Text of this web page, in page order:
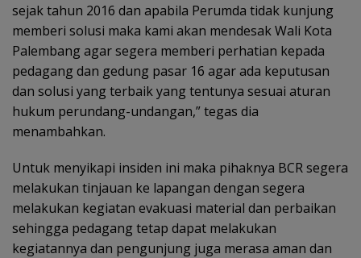
sejak tahun 2016 dan apabila Perumda tidak kunjung
memberi solusi maka kami akan mendesak Wali Kota
Palembang agar segera memberi perhatian kepada
pedagang dan gedung pasar 16 agar ada keputusan
dan solusi yang terbaik yang tentunya sesuai aturan
hukum perundang-undangan,” tegas dia
menambahkan.
Untuk menyikapi insiden ini maka pihaknya BCR segera
melakukan tinjauan ke lapangan dengan segera
melakukan kegiatan evakuasi material dan perbaikan
sehingga pedagang tetap dapat melakukan
kegiatannya dan pengunjung juga merasa aman dan